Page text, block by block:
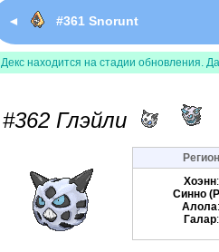
◄ #361 Snorunt
Декс находится на стадии обновления.
#362 Глэйли
Хоэнн
Синно
Алола
Галар